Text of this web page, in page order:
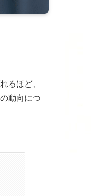
るほど、
動向につ